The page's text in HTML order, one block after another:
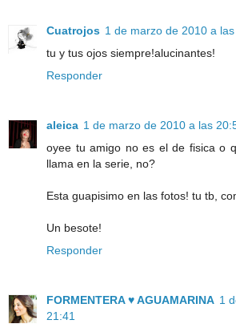
Cuatrojos 1 de marzo de 2010 a
tu y tus ojos siempre!alucinantes!
Responder
aleica 1 de marzo de 2010 a las
oyee tu amigo no es el de fisica o
llama en la serie, no?
Esta guapisimo en las fotos! tu tb,
Un besote!
Responder
FORMENTERA ♥ AGUAMARINA 1
21:41